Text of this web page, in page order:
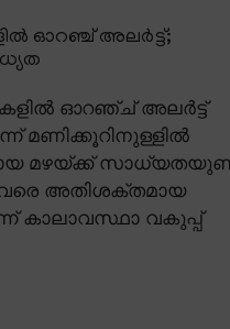
ഓറഞ്ച് അലർട്ട്;
ഓറഞ്ച് അലർട്ട്
മണിക്കൂറിനുള്ളിൽ
മഴയ്ക്ക്
അതിശക്തമായ
കാലാവസ്ഥാ വകുപ്പ്